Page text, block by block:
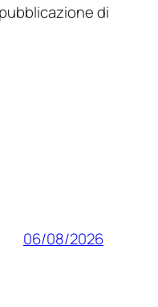
di
06/08/2026